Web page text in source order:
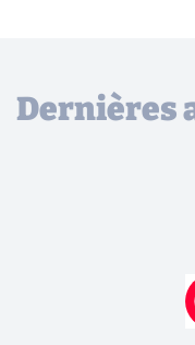
Dernières